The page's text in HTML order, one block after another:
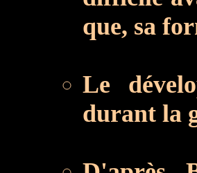
que, sa
Le
durant la